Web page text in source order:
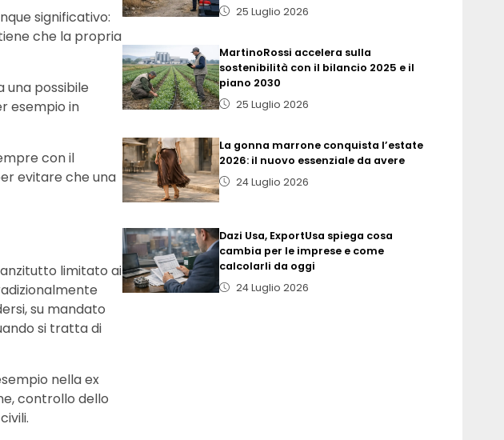
significativo:
che la propria
una possibile
esempio in
con il
evitare che una
limitato ai
su mandato
si tratta di
nella ex
controllo dello
25 Luglio 2026
MartinoRossi accelera sulla
sostenibilità con il bilancio 2025 e il
piano 2030
25 Luglio 2026
La gonna marrone conquista l’estate
2026: il nuovo essenziale da avere
24 Luglio 2026
Dazi Usa, ExportUsa spiega cosa
cambia per le imprese e come
calcolarli da oggi
24 Luglio 2026